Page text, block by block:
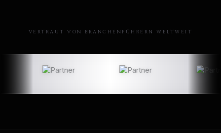
VERTRAUT VON BRANCHENFÜHRERN WELTWEIT